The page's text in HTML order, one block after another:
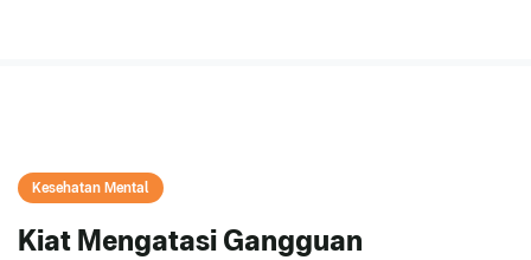
Kesehatan Mental
Kiat Mengatasi Gangguan